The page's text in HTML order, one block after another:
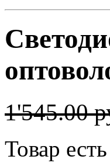
1'545.00
Товар